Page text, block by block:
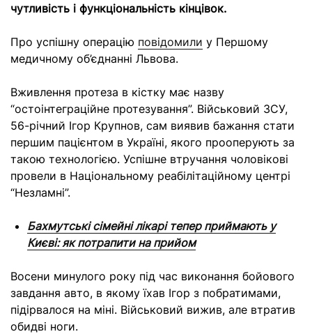
чутливість і функціональність кінцівок.
Про успішну операцію повідомили у Першому
медичному об’єднанні Львова.
Вживлення протеза в кістку має назву
“остоінтеграційне протезування”. Військовий ЗСУ,
56-річний Ігор Крупнов, сам виявив бажання стати
першим пацієнтом в Україні, якого прооперують за
такою технологією. Успішне втручання чоловікові
провели в Національному реабілітаційному центрі
“Незламні”.
Бахмутські сімейні лікарі тепер приймають у
Києві: як потрапити на прийом
Восени минулого року під час виконання бойового
завдання авто, в якому їхав Ігор з побратимами,
підірвалося на міні. Військовий вижив, але втратив
обидві ноги.